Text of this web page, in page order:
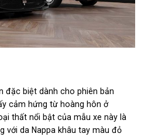
đặc biệt dành cho phiên bản
cảm hứng từ hoàng hôn ở
thất nổi bật của mẫu xe này là
với da Nappa khâu tay màu đỏ